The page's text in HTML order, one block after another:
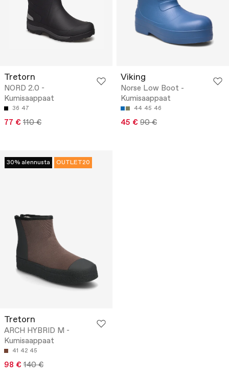
Tretorn
NORD 2.0 -
Kumisaappaat
36 47
77 € 110 €
Viking
Norse Low Boot -
Kumisaappaat
44 45 46
45 € 90 €
30% alennusta OUTLET20
Tretorn
ARCH HYBRID M -
Kumisaappaat
41 42 45
98 € 140 €